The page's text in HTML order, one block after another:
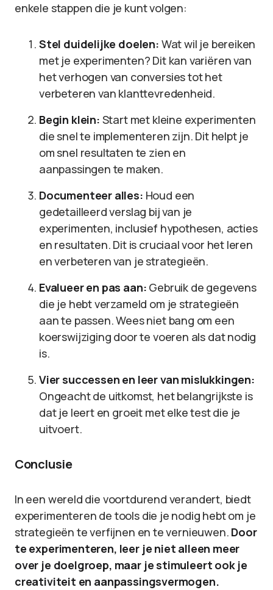
enkele stappen die je kunt volgen:
Stel duidelijke doelen: Wat wil je bereiken
met je experimenten? Dit kan variëren van
het verhogen van conversies tot het
verbeteren van klanttevredenheid.
Begin klein: Start met kleine experimenten
die snel te implementeren zijn. Dit helpt je
om snel resultaten te zien en
aanpassingen te maken.
Documenteer alles: Houd een
gedetailleerd verslag bij van je
experimenten, inclusief hypothesen, acties
en resultaten. Dit is cruciaal voor het leren
en verbeteren van je strategieën.
Evalueer en pas aan: Gebruik de gegevens
die je hebt verzameld om je strategieën
aan te passen. Wees niet bang om een
koerswijziging door te voeren als dat nodig
is.
Vier successen en leer van mislukkingen:
Ongeacht de uitkomst, het belangrijkste is
dat je leert en groeit met elke test die je
uitvoert.
Conclusie
In een wereld die voortdurend verandert, biedt
experimenteren de tools die je nodig hebt om je
strategieën te verfijnen en te vernieuwen. Door
te experimenteren, leer je niet alleen meer
over je doelgroep, maar je stimuleert ook je
creativiteit en aanpassingsvermogen.